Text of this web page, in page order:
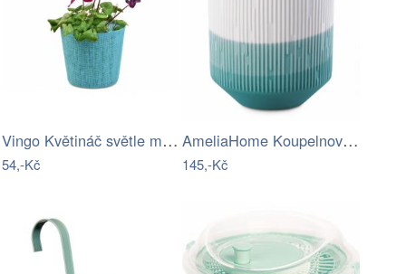
Vingo Květináč světle modrý s…
54,-Kč
AmeliaHome Koupelnový organizér Fino…
145,-Kč